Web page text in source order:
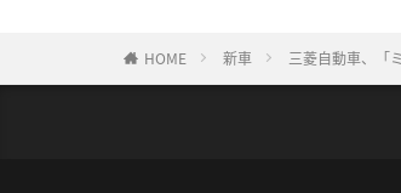
HOME 新車 三菱自動車、「